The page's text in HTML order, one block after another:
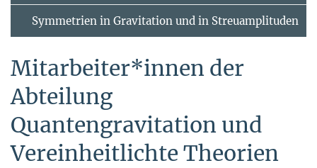
Symmetrien in Gravitation und in Streuamplituden
Mitarbeiter*innen der
Abteilung
Quantengravitation und
Vereinheitlichte Theorien